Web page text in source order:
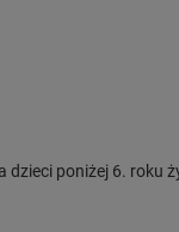
dzieci poniżej 6. roku